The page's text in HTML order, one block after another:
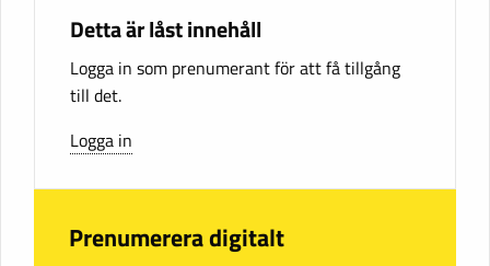
Detta är låst innehåll
Logga in som prenumerant för att få tillgång
till det.
Logga in
Prenumerera digitalt